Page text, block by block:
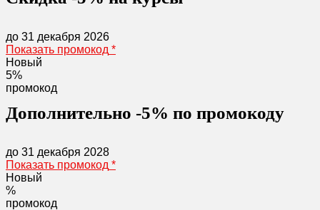
до 31 декабря 2026
Показать промокод *
Новый
5%
промокод
Дополнительно -5% по промокоду
до 31 декабря 2028
Показать промокод *
Новый
%
промокод